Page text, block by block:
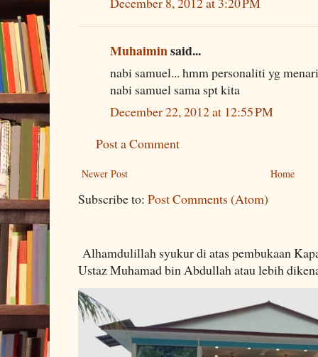
Muhaiminsaid...
nabi samuel... hmm personaliti yg
nabi samuel sama spt kita
December 22, 2012 at 12:55 PM
Post a Comment
Newer Post Home
Subscribe to: Post Comments (Atom)
Alhamdulillah syukur di atas pembukaan
Ustaz Muhamad bin Abdullah atau lebih